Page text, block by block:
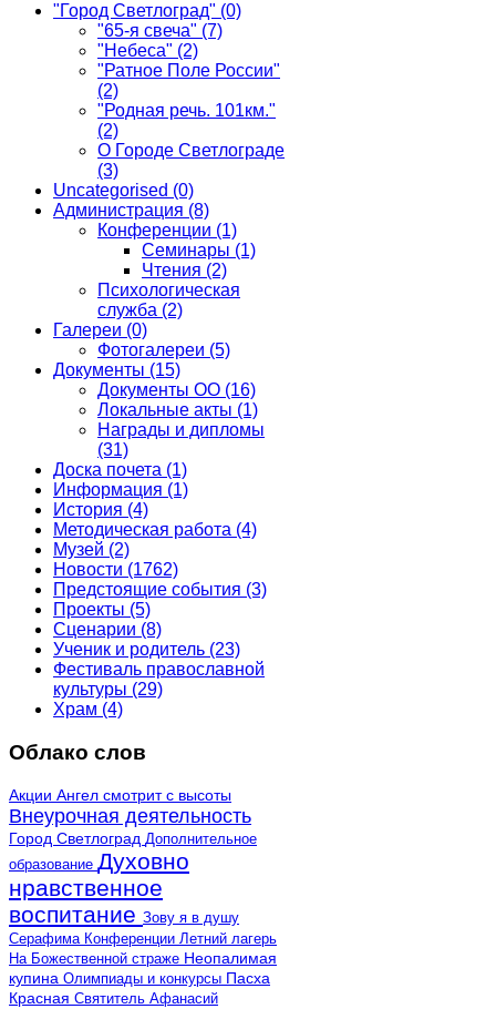
"Город Светлоград" (0)
"65-я свеча" (7)
"Небеса" (2)
"Ратное Поле России"
(2)
"Родная речь. 101км."
(2)
О Городе Светлограде
(3)
Uncategorised (0)
Администрация (8)
Конференции (1)
Семинары (1)
Чтения (2)
Психологическая
служба (2)
Галереи (0)
Фотогалереи (5)
Документы (15)
Документы ОО (16)
Локальные акты (1)
Награды и дипломы
(31)
Доска почета (1)
Информация (1)
История (4)
Методическая работа (4)
Музей (2)
Новости (1762)
Предстоящие события (3)
Проекты (5)
Сценарии (8)
Ученик и родитель (23)
Фестиваль православной
культуры (29)
Храм (4)
Облако слов
Акции Ангел смотрит с высоты
Внеурочная деятельность
Город Светлоград Дополнительное
образование Духовно
нравственное
воспитание Зову я в душу
Серафима Конференции Летний лагерь
На Божественной страже Неопалимая
купина Олимпиады и конкурсы Пасха
Красная Святитель Афанасий